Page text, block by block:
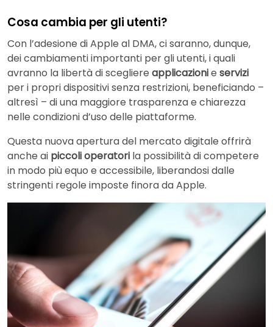
Cosa cambia per gli utenti?
Con l’adesione di Apple al DMA, ci saranno, dunque,
dei cambiamenti importanti per gli utenti, i quali
avranno la libertà di scegliere applicazionie servizi
per i propri dispositivi senza restrizioni, beneficiando –
altresì – di una maggiore trasparenza e chiarezza
nelle condizioni d’uso delle piattaforme.
Questa nuova apertura del mercato digitale offrirà
anche ai piccoli operatori la possibilità di competere
in modo più equo e accessibile, liberandosi dalle
stringenti regole imposte finora da Apple.